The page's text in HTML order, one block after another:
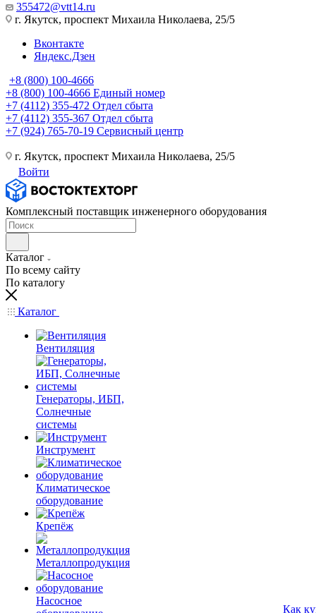
355472@vtt14.ru
г. Якутск, проспект Михаила Николаева, 25/5
Вконтакте
Яндекс.Дзен
+8 (800) 100-4666
+8 (800) 100-4666 Единый номер
+7 (4112) 355-472 Отдел сбыта
+7 (4112) 355-367 Отдел сбыта
+7 (924) 765-70-19 Сервисный центр
г. Якутск, проспект Михаила Николаева, 25/5
Войти
Комплексный поставщик инженерного оборудования
Каталог
По всему сайту
По каталогу
Каталог
Вентиляция
Генераторы, ИБП,
Солнечные
системы
Инструмент
Климатическое
оборудование
Крепёж
Металлопродукция
Насосное
Как